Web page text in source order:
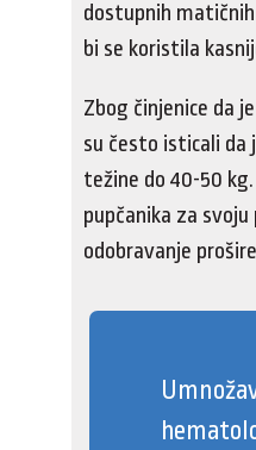
dostupnih
bi se koristila
Zbog činjenice da
su često isticali da
težine do 40-50
pupčanika za svoju
odobravanje